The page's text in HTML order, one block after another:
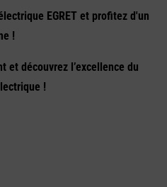
EGRET et profitez d'un
!
et découvrez l’excellence du
!